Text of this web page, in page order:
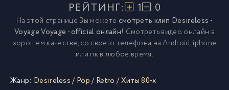
РЕЙТИНГ: 1 0
На этой странице Вы можете смотреть клип Desireless -
Voyage Voyage - official онлайн! Смотреть видео онлайн в
хорошем качестве, со своего телефона на Android, iphone
или пк в любое время.
Жанр: Desireless/ Pop/ Retro /Хиты 80-х